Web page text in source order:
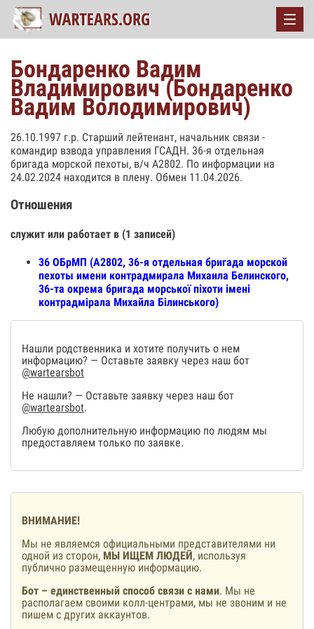
Бондаренко Вадим
Владимирович (Бондаренко
Вадим Володимирович)
26.10.1997 г.р. Старший лейтенант, начальник связи -
командир взвода управления ГСАДН. 36-я отдельная
бригада морской пехоты, в/ч А2802. По информации на
24.02.2024 находится в плену. Обмен 11.04.2026.
Отношения
служит или работает в (1 записей)
36 ОБрМП (А2802, 36-я отдельная бригада морской
пехоты имени контрадмирала Михаила Белинского,
36-та окрема бригада морської піхоти імені
контрадмірала Михайла Білинського)
Нашли родственника и хотите получить о нем
информацию? — Оставьте заявку через наш бот
@wartearsbot
Не нашли? — Оставьте заявку через наш бот
@wartearsbot.
Любую дополнительную информацию по людям мы
предоставляем только по заявке.
ВНИМАНИЕ!
Мы не являемся официальными представителями ни
одной из сторон, МЫ ИЩЕМ ЛЮДЕЙ, используя
публично размещенную информацию.
Бот – единственный способ связи с нами. Мы не
располагаем своими колл-центрами, мы не звоним и не
пишем с других аккаунтов.